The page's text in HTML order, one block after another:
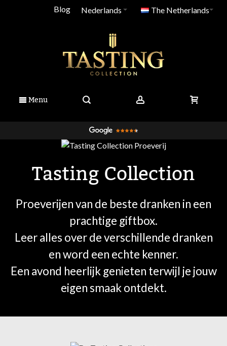
The Netherlands
Nederlands
Blog
Menu
Tasting Collection
Proeverijen van de beste dranken in een
prachtige giftbox.
Leer alles over de verschillende dranken
en word een echte kenner.
Een avond heerlijk genieten terwijl je jouw
eigen smaak ontdekt.